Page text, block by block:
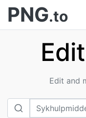
PNG.to
Edit and